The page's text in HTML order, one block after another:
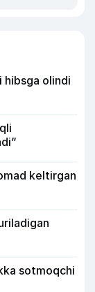
hibsga olindi
keltirgan
sotmoqchi